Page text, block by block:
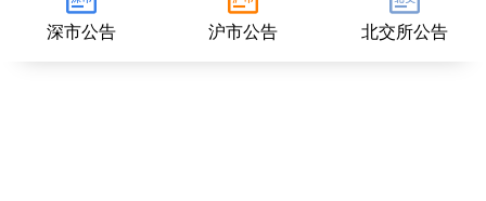
深市公告 沪市公告 北交所公告